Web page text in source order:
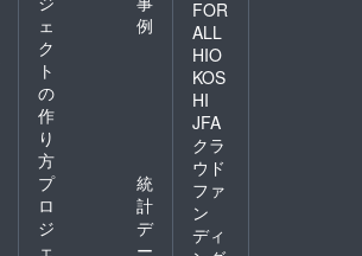
ェ
ク
ト
の
作
り
方
例
プ
ロ
ジ
ェ
統
計
デ
ー
FOR
ALL
HIO
KOS
HI
JFA
クラ
ウド
ファ
ン
ディ